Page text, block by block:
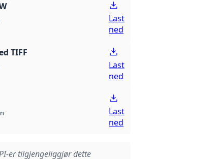
Last
ned
TIFF
Last
ned
Last
ned
er tilgjengeliggjør dette